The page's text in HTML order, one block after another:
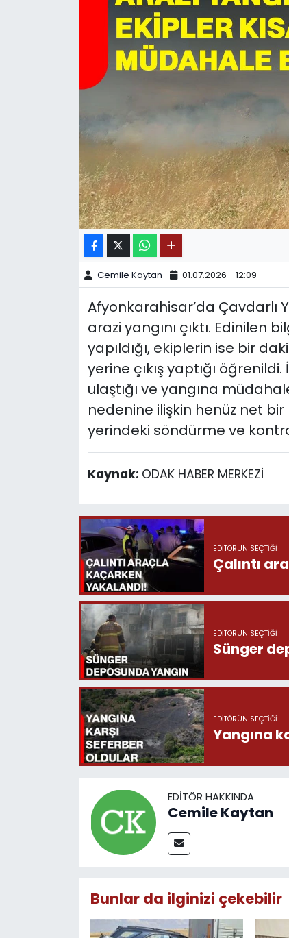
Cemile Kaytan 01.07.2026 - 12:09
Afyonkarahisar’da Çavdarlı
arazi yangını çıktı. Edinilen
yapıldığı, ekiplerin ise bir
yerine çıkış yaptığı
ulaştığı ve yangına
nedenine ilişkin henüz net
yerindeki söndürme ve
Kaynak: ODAK HABER MERKEZİ
EDITÖRÜN SEÇTIĞI
Çalıntı
EDITÖRÜN SEÇTIĞI
Sünger
EDITÖRÜN SEÇTIĞI
Yangına
EDITÖR HAKKINDA
Cemile Kaytan
Bunlar da ilginizi çekebilir